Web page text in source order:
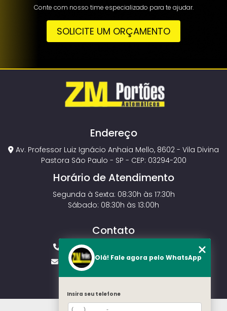
Conte com nosso time especializado para te ajudar.
SOLICITE UM ORÇAMENTO
Endereço
Av. Professor Luiz Ignácio Anhaia Mello, 8602 - Vila Divina
Pastora São Paulo - SP - CEP: 03294-200
Horário de Atendimento
Segunda à Sexta: 08:30h às 17:30h
Sábado: 08:30h às 13:00h
Contato
(11) 2143-4826
vendas.zmportoes@gmail.com
Olá! Fale agora pelo WhatsApp
Insira seu telefone